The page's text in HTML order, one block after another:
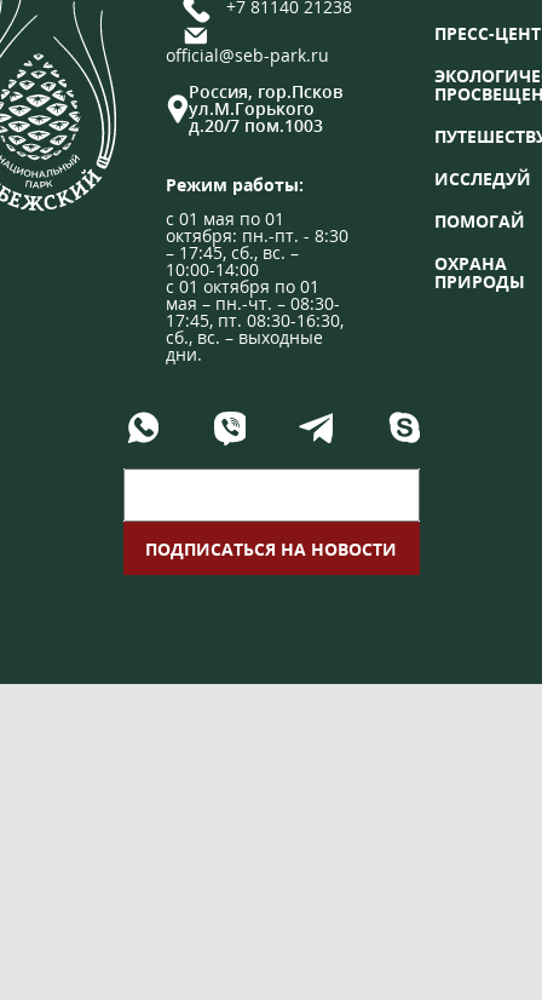
+7 81140 21238
official@seb-park.ru
Россия, гор.Псков
ул.М.Горького
д.20/7 пом.1003
Режим работы:
с 01 мая по 01
октября: пн.-пт. - 8:30
– 17:45, сб., вс. –
10:00-14:00
с 01 октября по 01
мая – пн.-чт. – 08:30-
17:45, пт. 08:30-16:30,
сб., вс. – выходные
дни.
ПРЕСС-
ИССЛЕДУЙ
ПОМОГАЙ
ОХРАНА
ПРИРОДЫ